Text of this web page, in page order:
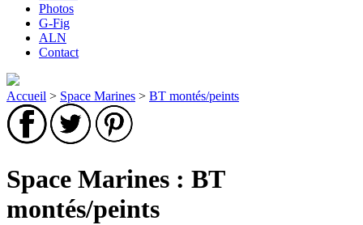
Photos
G-Fig
ALN
Contact
Accueil > Space Marines > BT montés/peints
Space Marines : BT
montés/peints